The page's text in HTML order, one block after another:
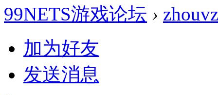
99NETS游戏论坛 ›
加为好友
发送消息